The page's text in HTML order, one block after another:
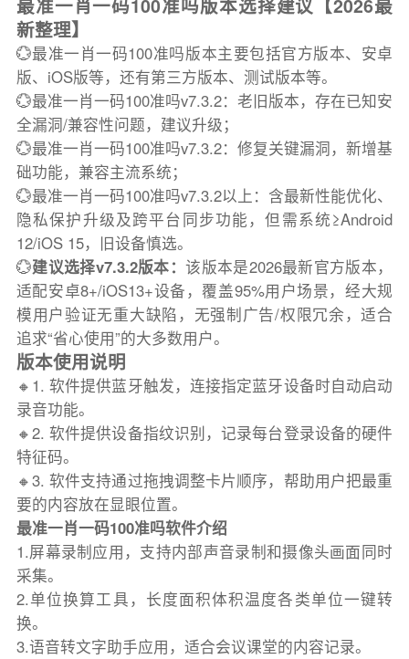
最准一肖一码100准吗版本选择建议【2026最
新整理】
💮最准一肖一码100准吗版本主要包括官方版本、安卓
版、iOS版等，还有第三方版本、测试版本等。
💮最准一肖一码100准吗v7.3.2：老旧版本，存在已知安
全漏洞/兼容性问题，建议升级；
💮最准一肖一码100准吗v7.3.2：修复关键漏洞，新增基
础功能，兼容主流系统；
💮最准一肖一码100准吗v7.3.2以上：含最新性能优化、
隐私保护升级及跨平台同步功能，但需系统≥Android
12/iOS 15，旧设备慎选。
💮建议选择v7.3.2版本：该版本是2026最新官方版本，
适配安卓8+/iOS13+设备，覆盖95%用户场景，经大规
模用户验证无重大缺陷，无强制广告/权限冗余，适合
追求“省心使用”的大多数用户。
版本使用说明
🔸1. 软件提供蓝牙触发，连接指定蓝牙设备时自动启动
录音功能。
🔸2. 软件提供设备指纹识别，记录每台登录设备的硬件
特征码。
🔸3. 软件支持通过拖拽调整卡片顺序，帮助用户把最重
要的内容放在显眼位置。
最准一肖一码100准吗软件介绍
1.屏幕录制应用，支持内部声音录制和摄像头画面同时
采集。
2.单位换算工具，长度面积体积温度各类单位一键转
换。
3.语音转文字助手应用，适合会议课堂的内容记录。